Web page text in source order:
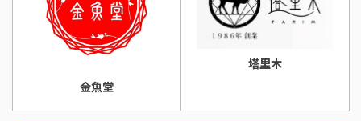
金魚堂
塔里木